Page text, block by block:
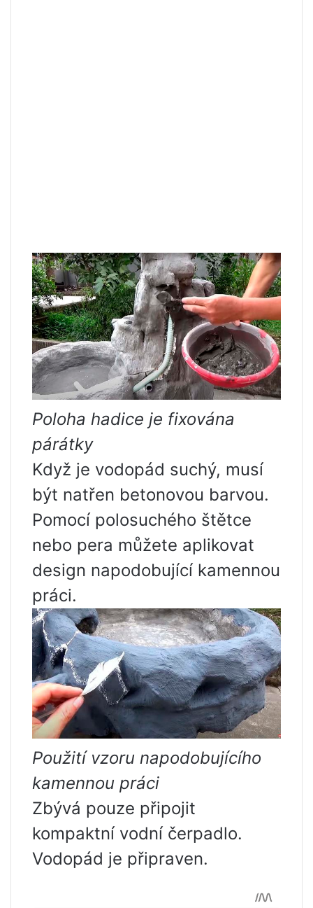
Poloha hadice je fixována
párátky
Když je vodopád suchý, musí
být natřen betonovou barvou.
Pomocí polosuchého štětce
nebo pera můžete aplikovat
design napodobující kamennou
práci.
Použití vzoru napodobujícího
kamennou práci
Zbývá pouze připojit
kompaktní vodní čerpadlo.
Vodopád je připraven.